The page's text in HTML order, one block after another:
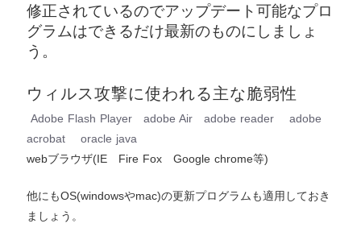
修正されているのでアップデート可能なプロ
グラムはできるだけ最新のものにしましょ
う。
ウィルス攻撃に使われる主な脆弱性
Adobe Flash Player adobe Air adobe reader
adobe
acrobat
oracle java
webブラウザ(IE Fire Fox Google chrome等)
他にもOS(windowsやmac)の更新プログラムも適用しておき
ましょう。